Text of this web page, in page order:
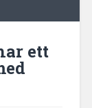
ett